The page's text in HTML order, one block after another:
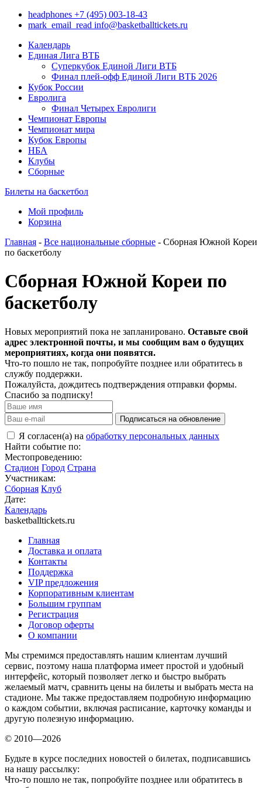
headphones +7 (495) 003-18-43
mark_email_read info@basketballtickets.ru
Календарь
Единая Лига ВТБ
Суперкубок Единой Лиги ВТБ
Финал плей-офф Единой Лиги ВТБ 2026
Кубок России
Евролига
Финал Четырех Евролиги
Чемпионат Европы
Чемпионат мира
Кубок Европы
НБА
Клубы
Сборные
Билеты на баскетбол
Мой профиль
Корзина
Главная - Все национальные сборные - Сборная Южной Кореи
по баскетболу
Сборная Южной Кореи по
баскетболу
Новых мероприятий пока не запланировано. Оставьте свой
адрес электронной почты, и мы сообщим вам о будущих
мероприятиях, когда они появятся.
Что-то пошло не так, попробуйте позднее или обратитесь в
службу поддержки.
Пожалуйста, дождитесь подтверждения отправки формы.
Спасибо за подписку!
Подписаться на обновление
Я согласен(а) на обработку персональных данных
Найти событие по:
Местопроведению:
Стадион Город Страна
Участникам:
Сборная Клуб
Дате:
Календарь
basketballtickets.ru
Главная
Доставка и оплата
Контакты
Поддержка
VIP предложения
Корпоративным клиентам
Большим группам
Регистрация
Договор оферты
О компании
Мы стремимся предоставлять нашим клиентам лучший
сервис, поэтому наша платформа имеет простой и удобный
интерфейс, который позволяет легко и быстро выбрать
желаемый матч, сравнить цены на билеты и выбрать места на
стадионе. Мы также предоставляем подробную информацию
о каждом событии, включая расписание, карточку команды и
другую полезную информацию.
© 2010—2026
Будьте в курсе последних новостей о билетах, подписавшись
на нашу рассылку:
Что-то пошло не так, попробуйте позднее или обратитесь в